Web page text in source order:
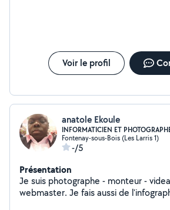
Voir le profil
anatole Ekoule
INFORMATICIEN ET
Fontenay-sous-Bois (Les Larris 1)
-/5
Présentation
Je suis photographe - monteur -
webmaster. Je fais aussi de